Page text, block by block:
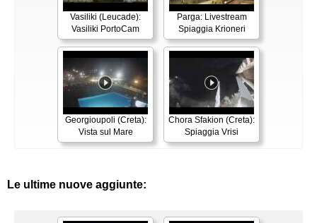
Vasiliki (Leucade):
Vasiliki PortoCam
Parga: Livestream
Spiaggia Krioneri
Georgioupoli (Creta):
Vista sul Mare
Chora Sfakion (Creta):
Spiaggia Vrisi
Le ultime nuove aggiunte: